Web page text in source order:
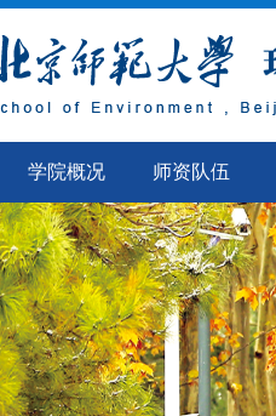
学院概况 师资队伍